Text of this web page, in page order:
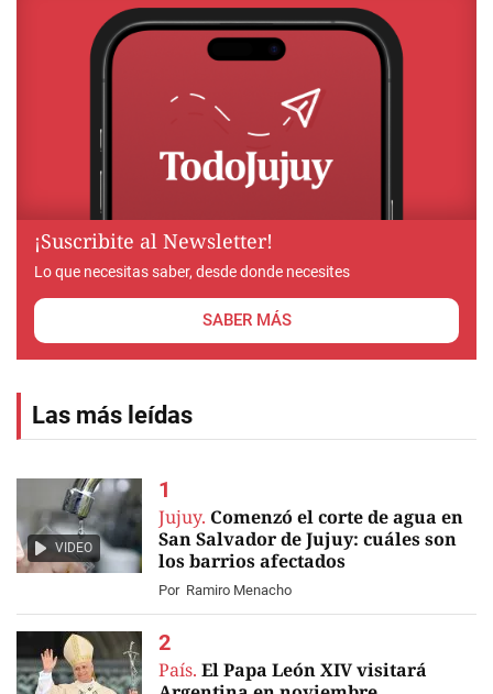
¡Suscribite al Newsletter!
Lo que necesitas saber, desde donde necesites
SABER MÁS
Las más leídas
VIDEO
Jujuy. Comenzó el corte de agua en
San Salvador de Jujuy: cuáles son
los barrios afectados
Por Ramiro Menacho
País. El Papa León XIV visitará